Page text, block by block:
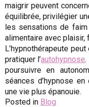
maigrir peuvent
équilibrée, privilégier
les sensations de
alimentaire avec plaisir,
L’hypnothérapeute
pratiquer l’autohypnose.
poursuivre en
séances d’hypnose
une vie plus épanouie.
Posted in Blog